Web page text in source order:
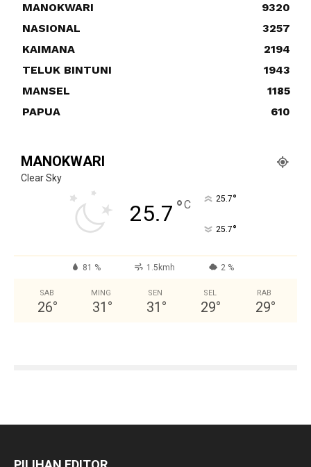
MANOKWARI
9320
NASIONAL
3257
KAIMANA
2194
TELUK BINTUNI
1943
MANSEL
1185
PAPUA
610
MANOKWARI
Clear Sky
25.7 °C 25.7°
25.7°
81 % 1.5kmh 2 %
SAB
26°
MING
31 °
SEN
31 °
SEL
29°
RAB
29°